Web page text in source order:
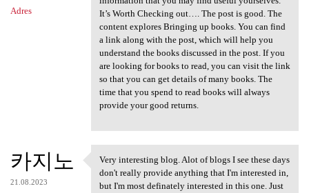
Adres
It’s Worth Checking out…. The post is good. The
content explores Bringing up books. You can find
a link along with the post, which will help you
understand the books discussed in the post. If you
are looking for books to read, you can visit the link
so that you can get details of many books. The
time that you spend to read books will always
provide your good returns.
카지노
21.08.2023
Very interesting blog. Alot
Very interesting blog. Alot of blogs I see these days
don't really provide anything that I'm interested in,
but I'm most definately interested in this one. Just